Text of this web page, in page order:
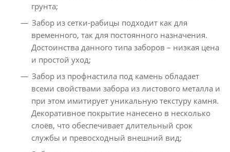
грунта;
Забор из сетки-рабицы подходит как для
временного, так для постоянного назначения.
Достоинства данного типа заборов – низкая цена
и простой уход;
Забор из профнастила под камень обладает
всеми свойствами забора из листового металла и
при этом имитирует уникальную текстуру камня.
Декоративное покрытие нанесено в несколько
слоёв, что обеспечивает длительный срок
службы и превосходный внешний вид;